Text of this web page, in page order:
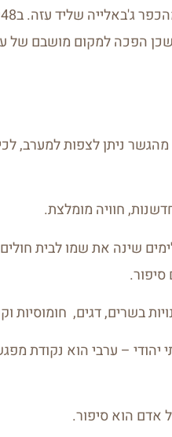
הפכה למקום מושבם של
ניתן לצפות למערב,
חוויה מומלצת.
שינה את שמו לבית
סיפור.
בשרים, דגים, חומוסיות
יהודי – ערבי הוא נקודת
אדם הוא סיפור.